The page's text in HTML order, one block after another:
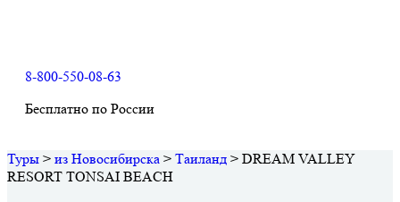
8-800-550-08-63
Бесплатно по России
Туры > из Новосибирска > Таиланд > DREAM VALLEY
RESORT TONSAI BEACH